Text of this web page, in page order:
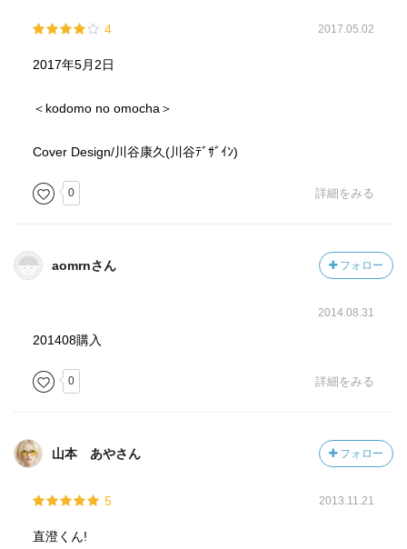
4 2017.05.02
2017年5月2日
＜kodomo no omocha＞
Cover Design/川谷康久(川谷ﾃﾞｻﾞｲﾝ)
0 詳細をみる
aomrnさん フォロー
2014.08.31
201408購入
0 詳細をみる
山本 あやさん フォロー
5 2013.11.21
直澄くん!